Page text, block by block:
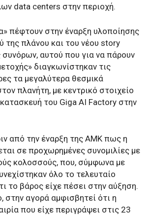
data centers στην περιοχή.
πέφτουν στην έναρξη υλοποίησης
της πλάνου και του νέου story
συνόρων, αυτού που για να πάρουν
διαγκωνίστηκαν τις
τα μεγαλύτερα θεσμικά
πλανήτη, με κεντρικό στοιχείο
του Giga AI Factory στην
από την έναρξη της ΑΜΚ πως η
σε προχωρημένες συνομιλίες με
κολοσσούς, που, σύμφωνα με
όλο το τελευταίο
το βάρος είχε πέσει στην αύξηση.
στην αγορά αμφισβητεί ότι η
που είχε περιγράψει στις 23